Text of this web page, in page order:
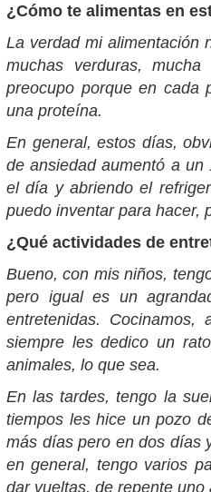
¿Cómo te alimentas en
La verdad mi alimentación
muchas verduras,
preocupo porque en cada
una proteína.
En general, estos días,
de ansiedad aumentó a un
el día y abriendo el
puedo inventar para hacer,
¿Qué actividades de
Bueno, con mis niños,
pero igual es un
entretenidas. Cocinamos,
siempre les dedico un
animales, lo que sea.
En las tardes, tengo la
tiempos les hice un pozo
más días pero en dos días
en general, tengo varios
dar vueltas, de repente